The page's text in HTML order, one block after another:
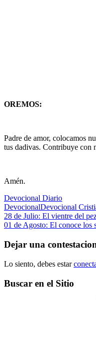
OREMOS:
Padre de amor, colocamos
tus dadivas. Contribuye con
Amén.
Devocional Diario
DevocionalDevocional
Navegación
de
entradas
Entrada
anterior:
28 de Julio: El vientre del
Siguiente
01 de Agosto: El conoce los
Dejar una
Lo siento, debes estar
Buscar en el Sitio